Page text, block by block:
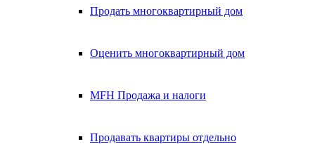
Продать многоквартирный дом
Оценить многоквартирный дом
MFH Продажа и налоги
Продавать квартиры отдельно